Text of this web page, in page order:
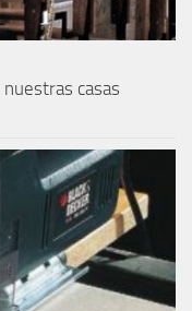
casas